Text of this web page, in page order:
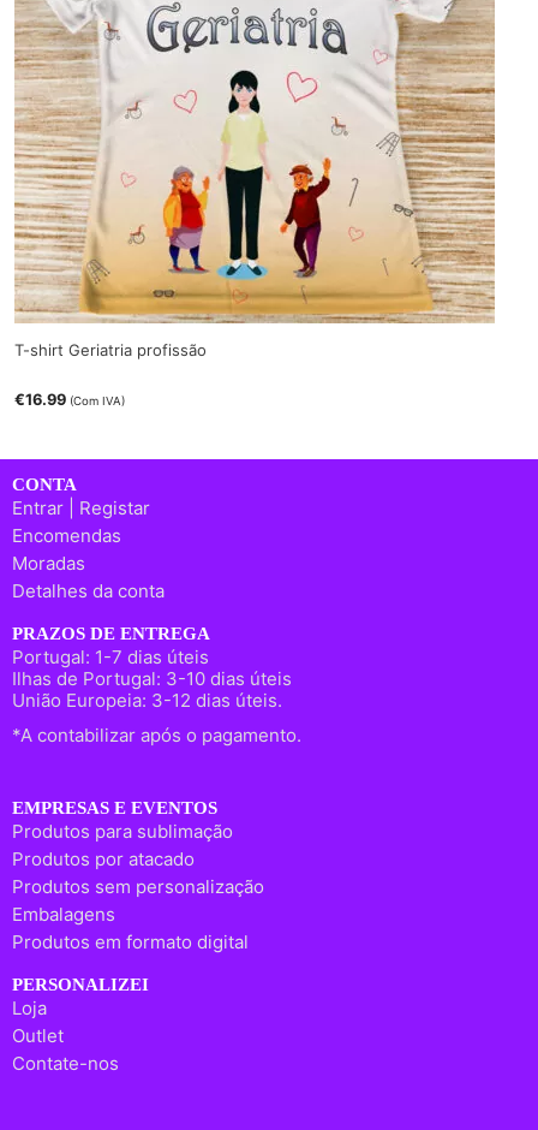
T-shirt Geriatria profissão
€16.99 (Com IVA)
CONTA
Entrar | Registar
Encomendas
Moradas
Detalhes da conta
PRAZOS DE ENTREGA
Portugal: 1-7 dias úteis
Ilhas de Portugal: 3-10 dias úteis
União Europeia: 3-12 dias úteis.
*A contabilizar após o pagamento.
EMPRESAS E EVENTOS
Produtos para sublimação
Produtos por atacado
Produtos sem personalização
Embalagens
Produtos em formato digital
PERSONALIZEI
Loja
Outlet
Contate-nos